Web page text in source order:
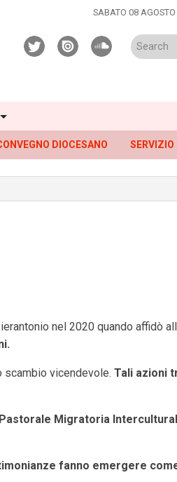
SABATO 08
twitterissuusoundcloud
DIOCESANO SERVIZIO
nel 2020 quando affidò
scambio vicendevole. Tali azioni
Migratoria
fanno emergere